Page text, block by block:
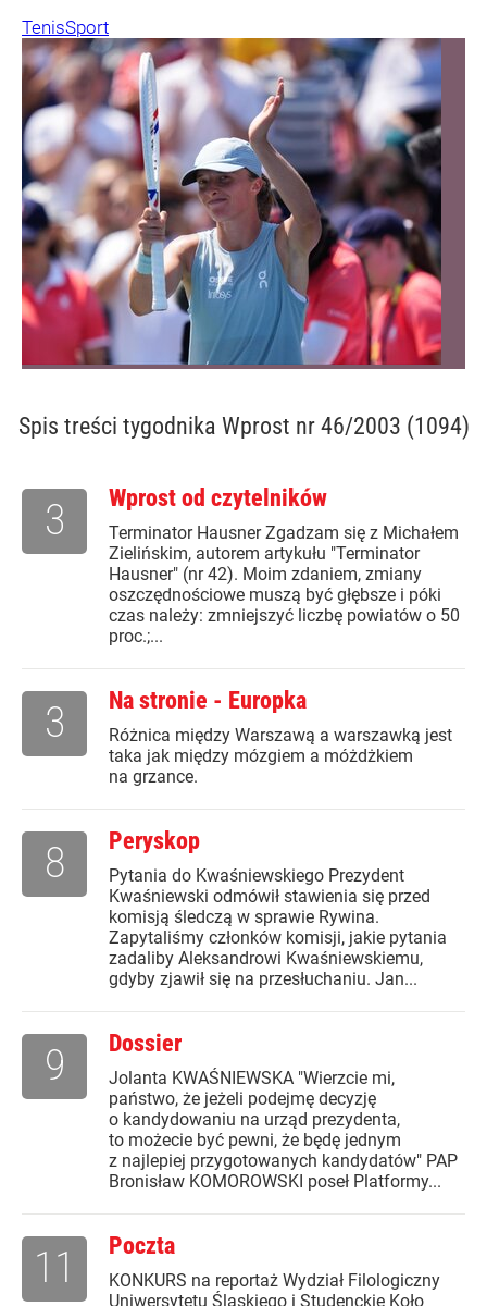
TenisSport
Spis treści tygodnika Wprost nr 46/2003 (1094)
Wprost od czytelników
Terminator Hausner Zgadzam się z Michałem
Zielińskim, autorem artykułu "Terminator
Hausner" (nr 42). Moim zdaniem, zmiany
oszczędnościowe muszą być głębsze i póki
czas należy: zmniejszyć liczbę powiatów o 50
proc.;...
3
Na stronie - Europka
Różnica między Warszawą a warszawką jest
taka jak między mózgiem a móżdżkiem
na grzance.
3
Peryskop
Pytania do Kwaśniewskiego Prezydent
Kwaśniewski odmówił stawienia się przed
komisją śledczą w sprawie Rywina.
Zapytaliśmy członków komisji, jakie pytania
zadaliby Aleksandrowi Kwaśniewskiemu,
gdyby zjawił się na przesłuchaniu. Jan...
8
Dossier
Jolanta KWAŚNIEWSKA "Wierzcie mi,
państwo, że jeżeli podejmę decyzję
o kandydowaniu na urząd prezydenta,
to możecie być pewni, że będę jednym
z najlepiej przygotowanych kandydatów" PAP
Bronisław KOMOROWSKI poseł Platformy...
9
Poczta
KONKURS na reportaż Wydział Filologiczny
Uniwersytetu Śląskiego i Studenckie Koło
11